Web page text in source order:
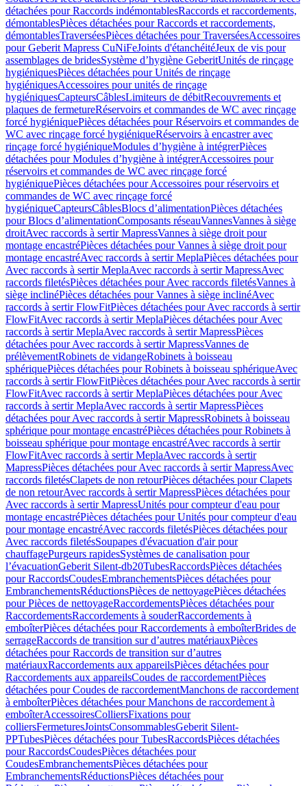
détachées pour Raccords indémontablesRaccords et raccordements,
démontablesPièces détachées pour Raccords et raccordements,
démontablesTraverséesPièces détachées pour TraverséesAccessoires
pour Geberit Mapress CuNiFeJoints d'étanchéitéJeux de vis pour
assemblages de bridesSystème d’hygiène GeberitUnités de rinçage
hygiéniquesPièces détachées pour Unités de rinçage
hygiéniquesAccessoires pour unités de rinçage
hygiéniquesCapteursCâblesLimiteurs de débitRecouvrements et
plaques de fermetureRéservoirs et commandes de WC avec rinçage
forcé hygiéniquePièces détachées pour Réservoirs et commandes de
WC avec rinçage forcé hygiéniqueRéservoirs à encastrer avec
rinçage forcé hygiéniqueModules d’hygiène à intégrerPièces
détachées pour Modules d’hygiène à intégrerAccessoires pour
réservoirs et commandes de WC avec rinçage forcé
hygiéniquePièces détachées pour Accessoires pour réservoirs et
commandes de WC avec rinçage forcé
hygiéniqueCapteursCâblesBlocs d’alimentationPièces détachées
pour Blocs d’alimentationComposants réseauVannesVannes à siège
droitAvec raccords à sertir MapressVannes à siège droit pour
montage encastréPièces détachées pour Vannes à siège droit pour
montage encastréAvec raccords à sertir MeplaPièces détachées pour
Avec raccords à sertir MeplaAvec raccords à sertir MapressAvec
raccords filetésPièces détachées pour Avec raccords filetésVannes à
siège inclinéPièces détachées pour Vannes à siège inclinéAvec
raccords à sertir FlowFitPièces détachées pour Avec raccords à sertir
FlowFitAvec raccords à sertir MeplaPièces détachées pour Avec
raccords à sertir MeplaAvec raccords à sertir MapressPièces
détachées pour Avec raccords à sertir MapressVannes de
prélèvementRobinets de vidangeRobinets à boisseau
sphériquePièces détachées pour Robinets à boisseau sphériqueAvec
raccords à sertir FlowFitPièces détachées pour Avec raccords à sertir
FlowFitAvec raccords à sertir MeplaPièces détachées pour Avec
raccords à sertir MeplaAvec raccords à sertir MapressPièces
détachées pour Avec raccords à sertir MapressRobinets à boisseau
sphérique pour montage encastréPièces détachées pour Robinets à
boisseau sphérique pour montage encastréAvec raccords à sertir
FlowFitAvec raccords à sertir MeplaAvec raccords à sertir
MapressPièces détachées pour Avec raccords à sertir MapressAvec
raccords filetésClapets de non retourPièces détachées pour Clapets
de non retourAvec raccords à sertir MapressPièces détachées pour
Avec raccords à sertir MapressUnités pour compteur d'eau pour
montage encastréPièces détachées pour Unités pour compteur d'eau
pour montage encastréAvec raccords filetésPièces détachées pour
Avec raccords filetésSoupapes d'évacuation d'air pour
chauffagePurgeurs rapidesSystèmes de canalisation pour
l’évacuationGeberit Silent-db20TubesRaccordsPièces détachées
pour RaccordsCoudesEmbranchementsPièces détachées pour
EmbranchementsRéductionsPièces de nettoyagePièces détachées
pour Pièces de nettoyageRaccordementsPièces détachées pour
RaccordementsRaccordements à souderRaccordements à
emboîterPièces détachées pour Raccordements à emboîterBrides de
serrageRaccords de transition sur d’autres matériauxPièces
détachées pour Raccords de transition sur d’autres
matériauxRaccordements aux appareilsPièces détachées pour
Raccordements aux appareilsCoudes de raccordementPièces
détachées pour Coudes de raccordementManchons de raccordement
à emboîterPièces détachées pour Manchons de raccordement à
emboîterAccessoiresColliersFixations pour
colliersFermeturesJointsConsommablesGeberit Silent-
PPTubesPièces détachées pour TubesRaccordsPièces détachées
pour RaccordsCoudesPièces détachées pour
CoudesEmbranchementsPièces détachées pour
EmbranchementsRéductionsPièces détachées pour